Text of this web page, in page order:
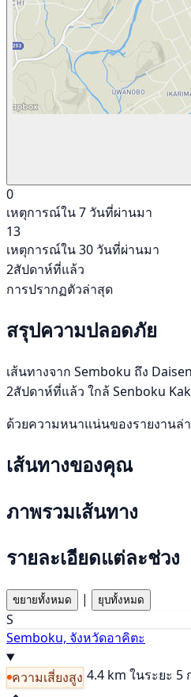
0
เหตุการณ์ใน 7 วันที่ผ่านมา
13
เหตุการณ์ใน 30 วันที่ผ่านมา
2สัปดาห์ที่แล้ว
การปรากฏตัวล่าสุด
สรุปความปลอดภัย
เส้นทางจาก Semboku ถึง
2สัปดาห์ที่แล้ว ใกล้ Senboku
ด้วยความหนาแน่นของรายงานล่
เส้นทางของคุณ
ภาพรวมเส้นทาง
รายละเอียดแต่ละช่วง
ขยายทั้งหมด | ยุบทั้งหมด
S
Semboku, จังหวัดอาคิตะ
ความเสี่ยงสูง 4.4 km ในระยะ 5